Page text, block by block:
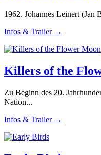
1962. Johannes Leinert (Jan
Infos & Trailer →
Killers of the
Zu Beginn des 20.
Nation...
Infos & Trailer →